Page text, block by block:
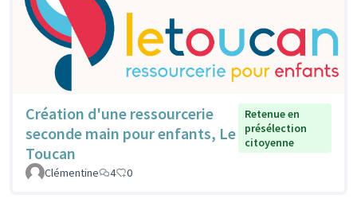
Création d'une ressourcerie
seconde main pour enfants, Le
Toucan
Retenue en
présélection
citoyenne
Clémentine 4 0